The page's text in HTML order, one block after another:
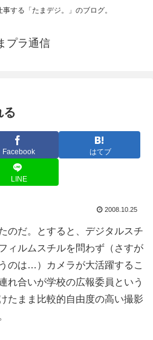
する「たまデジ。」のブログ。
プラ通信
る
Facebook はてブ
LINE
2008.10.25
のだ。とすると、デジタルスチ
ィルムスチルを問わず（さすが
のは…）カメラが大活躍するこ
れ合いが学校の広報委員という
たまま比較的自由度の高い撮影